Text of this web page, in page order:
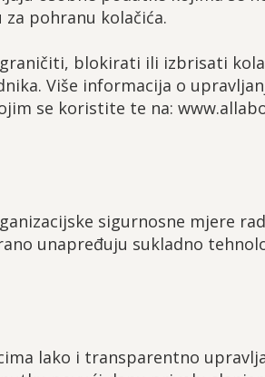
pohranu kolačića.
blokirati ili izbrisati
Više informacija o
se koristite te na:
sigurnosne mjere
unapređuju sukladno
lako i transparentno